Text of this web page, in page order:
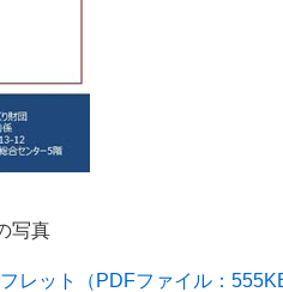
写真
ット（PDFファイル：